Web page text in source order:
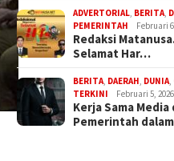
ADVERTORIAL BERITA
PEMERINTAH
Februari
Redaksi
Selamat Har…
BERITA DAERAH DUNIA
TERKINI
Februari 5, 2026
Kerja Sama Media
Pemerintah